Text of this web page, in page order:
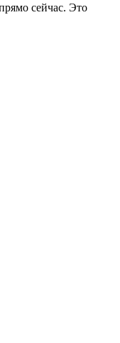
сейчас. Это